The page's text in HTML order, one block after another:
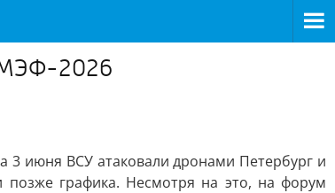
2026
3 июня ВСУ атаковали дронами Петербург и
позже графика. Несмотря на это, на форум